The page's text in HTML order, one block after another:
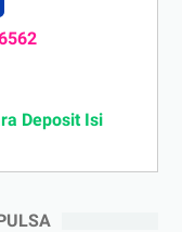
Deposit Isi